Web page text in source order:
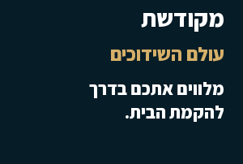
מקודשת
עולם השידוכים
מלווים אתכם בדרך
להקמת הבית.